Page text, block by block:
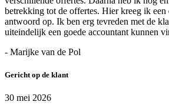
betrekking tot de offertes. Hier kreeg ik
antwoord op. Ik ben erg tevreden met de
uiteindelijk een goede accountant kunnen
- Marijke van de Pol
Gericht op de klant
30 mei 2026